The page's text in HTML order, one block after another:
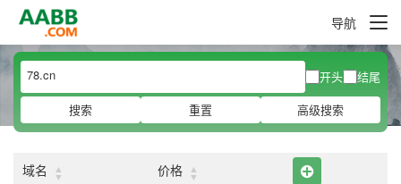
导航
开头
结尾
搜索
重置 高级搜索
域名 ▲
▼ 价格 ▲
▼